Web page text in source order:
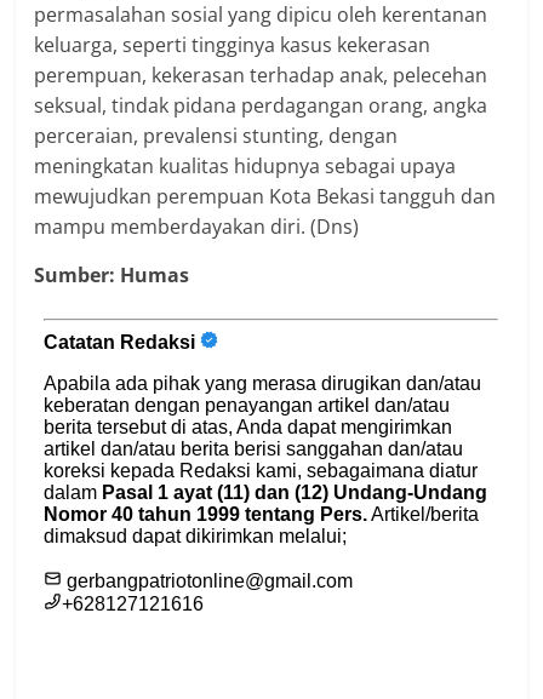
permasalahan sosial yang dipicu oleh kerentanan
keluarga, seperti tingginya kasus kekerasan
perempuan, kekerasan terhadap anak, pelecehan
seksual, tindak pidana perdagangan orang, angka
perceraian, prevalensi stunting, dengan
meningkatan kualitas hidupnya sebagai upaya
mewujudkan perempuan Kota Bekasi tangguh dan
mampu memberdayakan diri. (Dns)
Sumber: Humas